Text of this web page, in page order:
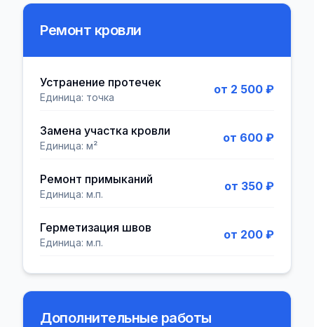
Ремонт кровли
Устранение протечек
Единица: точка
от 2 500 ₽
Замена участка кровли
Единица: м²
от 600 ₽
Ремонт примыканий
Единица: м.п.
от 350 ₽
Герметизация швов
Единица: м.п.
от 200 ₽
Дополнительные работы